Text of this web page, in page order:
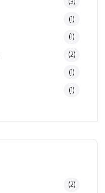
(1)
(1)
(2)
(1)
(1)
(2)